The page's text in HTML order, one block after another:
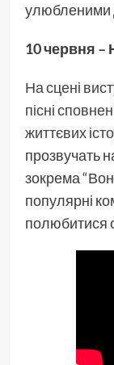
улюбленими
10 червня –
На сцені
пісні
життєвих
прозвучать
зокрема
популярні
полюбитися